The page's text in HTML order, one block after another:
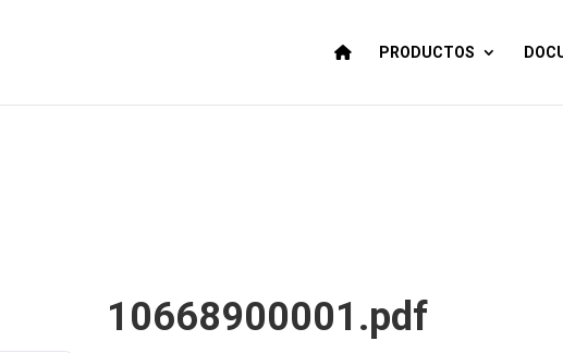
PRODUCTOS
10668900001.pdf